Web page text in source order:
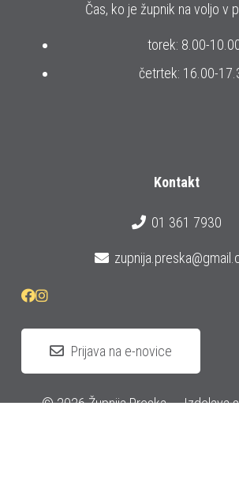
Čas, ko je župnik na voljo v
torek: 8.00-
četrtek: 16.00-
Kontakt
01 361 7930
Prijava na e-novice
© 2026 Župnija Preska Izdelava